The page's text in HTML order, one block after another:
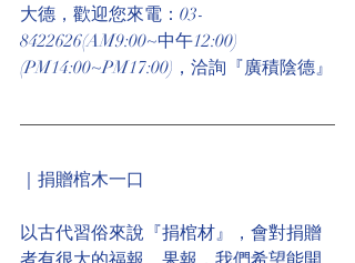
大德，歡迎您來電：03-
8422626(AM9:00~中午12:00)
(PM14:00~PM17:00)，洽詢『廣積陰德』
｜捐贈棺木一口
以古代習俗來說『捐棺材』，會對捐贈